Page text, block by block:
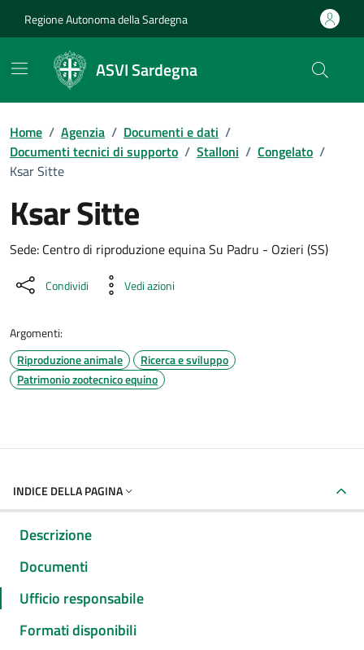
Regione Autonoma della Sardegna
ASVI Sardegna
Home / Agenzia / Documenti e dati /
Documenti tecnici di supporto / Stalloni / Congelato /
Ksar Sitte
Ksar Sitte
Dettaglio del documento
Sede: Centro di riproduzione equina Su Padru - Ozieri (SS)
Condividi Vedi azioni
Argomenti:
Riproduzione animale
Ricerca e sviluppo
Patrimonio zootecnico equino
INDICE DELLA PAGINA
Descrizione
Documenti
Ufficio responsabile
Formati disponibili